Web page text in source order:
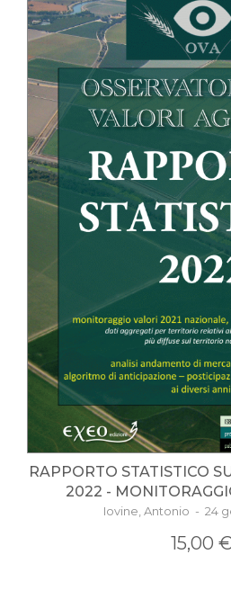
RAPPORTO STATISTICO
2022 -
Iovine, Antonio - 24
15,00 €